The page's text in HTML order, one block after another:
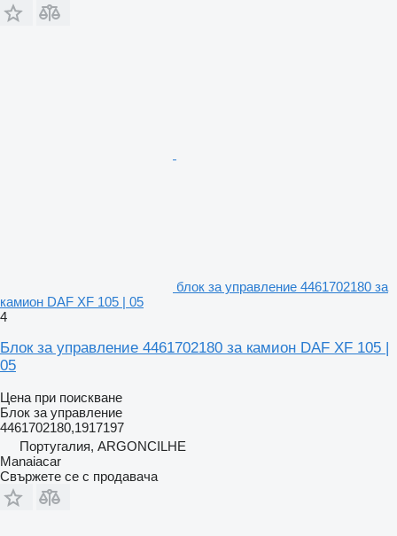
блок за управление 4461702180 за
камион DAF XF 105 | 05
4
Блок за управление 4461702180 за камион DAF XF 105 |
05
Цена при поискване
Блок за управление
4461702180,1917197
Португалия, ARGONCILHE
Manaiacar
Свържете се с продавача